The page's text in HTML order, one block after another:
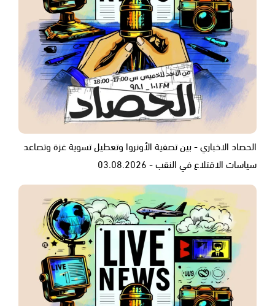
الحصاد الاخباري - بين تصفية الأونروا وتعطيل تسوية غزة وتصاعد
سياسات الاقتلاع في النقب - 03.08.2026